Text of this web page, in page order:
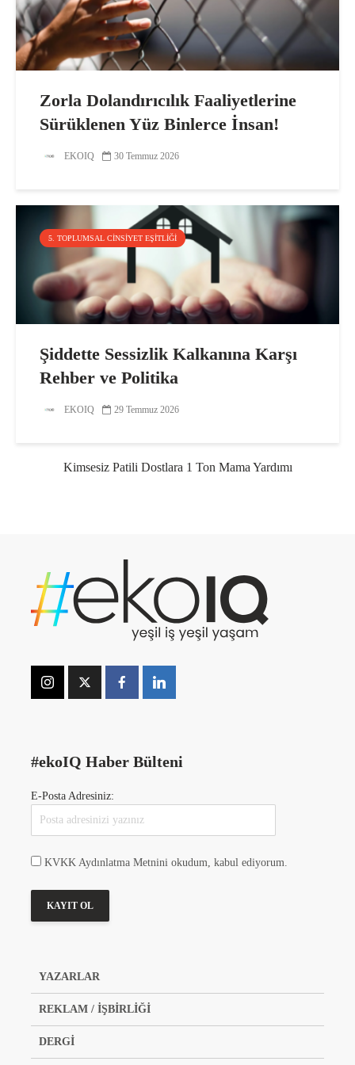
Zorla Dolandırıcılık Faaliyetlerine
Sürüklenen Yüz Binlerce İnsan!
EKOIQ 30 Temmuz 2026
5. TOPLUMSAL CINSIYET EŞITLIĞI
Şiddette Sessizlik Kalkanına Karşı
Rehber ve Politika
EKOIQ 29 Temmuz 2026
Kimsesiz Patili Dostlara 1 Ton Mama Yardımı
#ekoIQ Haber Bülteni
E-Posta Adresiniz:
KVKK Aydınlatma Metnini okudum, kabul ediyorum.
YAZARLAR
REKLAM / İŞBİRLİĞİ
DERGİ